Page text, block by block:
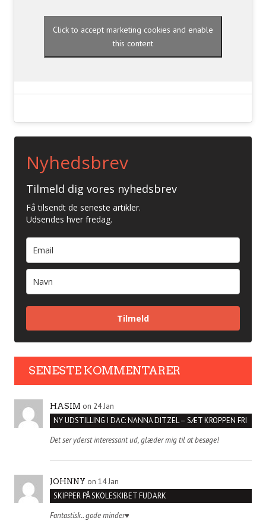
Click to accept marketing cookies and enable
this content
Nyhedsbrev
Tilmeld dig vores nyhedsbrev
Få tilsendt de seneste artikler.
Udsendes hver fredag.
Tilmeld
SENESTE KOMMENTARER
HASIM on 24 Jan
NY UDSTILLING I DAC: NANNA DITZEL – SÆT KROPPEN FRI
Det ser yderst interessant ud, glæder mig til at besøge!
JOHNNY on 14 Jan
SKIPPER PÅ SKOLESKIBET FUDARK
Fantastisk.. gode minder♥️